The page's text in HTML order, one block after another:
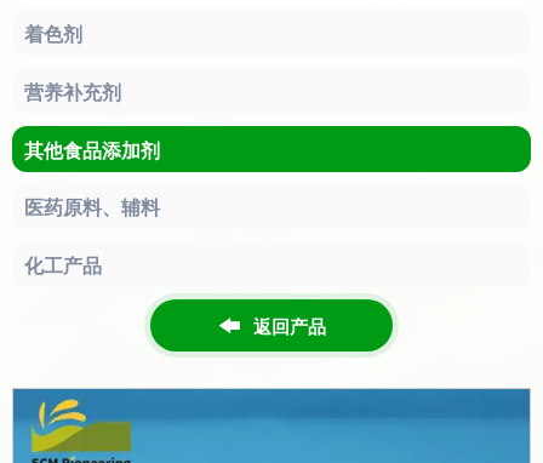
着色剂
营养补充剂
其他食品添加剂
医药原料、辅料
化工产品
 返回产品